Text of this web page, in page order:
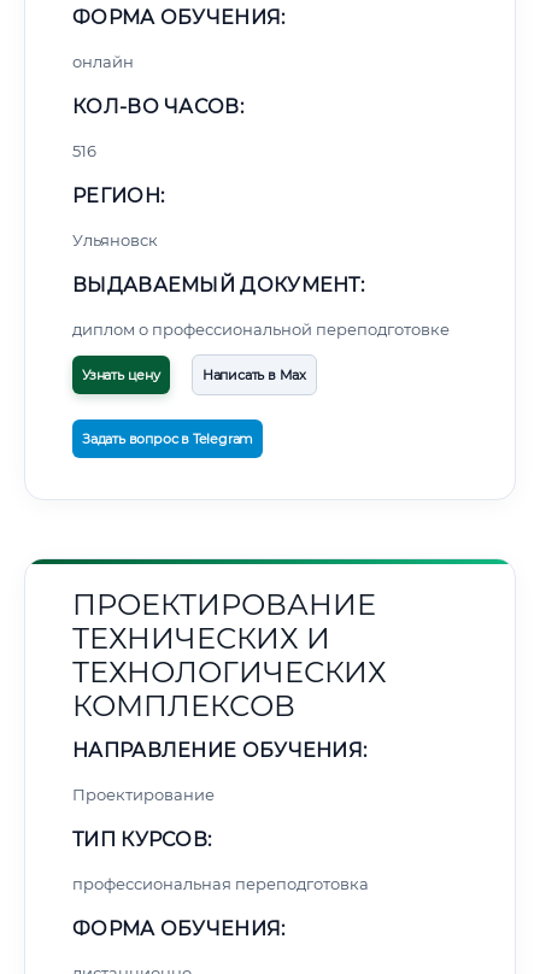
ФОРМА ОБУЧЕНИЯ:
онлайн
КОЛ-ВО ЧАСОВ:
516
РЕГИОН:
Ульяновск
ВЫДАВАЕМЫЙ ДОКУМЕНТ:
диплом о профессиональной переподготовке
Узнать цену Написать в Max
Задать вопрос в Telegram
ПРОЕКТИРОВАНИЕ
ТЕХНИЧЕСКИХ И
ТЕХНОЛОГИЧЕСКИХ
КОМПЛЕКСОВ
НАПРАВЛЕНИЕ ОБУЧЕНИЯ:
Проектирование
ТИП КУРСОВ:
профессиональная переподготовка
ФОРМА ОБУЧЕНИЯ: